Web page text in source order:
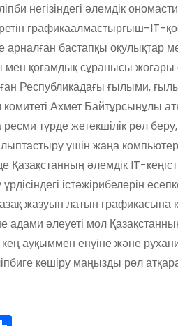
негізіндегі әлемдік
графикаалмастырғыш-IT-
арналған бастапқы
мен қоғамдық сұранысы
Республикадағы ғылыми,
комитеті Ахмет Байтұрсынұлы
ресми түрде жетекшілік рөл
үшін жаңа
Қазақстанның әлемдік IT-
істәжірибелерін
жазуын латын графикасына
адами әлеуеті мол
ауқыммен енуіне және
көшіру маңызды рөл